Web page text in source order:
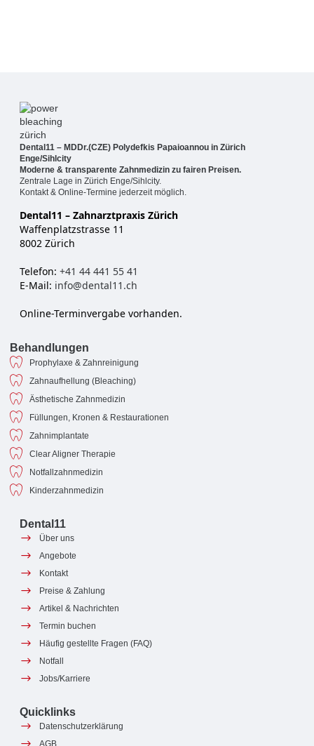
Dental11 – MDDr.(CZE) Polydefkis Papaioannou in Zürich
Enge/Sihlcity
Moderne & transparente Zahnmedizin zu fairen Preisen.
Zentrale Lage in Zürich Enge/Sihlcity.
Kontakt & Online-Termine jederzeit möglich.
Dental11 – Zahnarztpraxis Zürich
Waffenplatzstrasse 11
8002 Zürich
Telefon: +41 44 441 55 41
E-Mail: info@dental11.ch
Online-Terminvergabe vorhanden.
Behandlungen
Prophylaxe & Zahnreinigung
Zahnaufhellung (Bleaching)
Ästhetische Zahnmedizin
Füllungen, Kronen & Restaurationen
Zahnimplantate
Clear Aligner Therapie
Notfallzahnmedizin
Kinderzahnmedizin
Dental11
Über uns
Angebote
Kontakt
Preise & Zahlung
Artikel & Nachrichten
Termin buchen
Häufig gestellte Fragen (FAQ)
Notfall
Jobs/Karriere
Quicklinks
Datenschutzerklärung
AGB